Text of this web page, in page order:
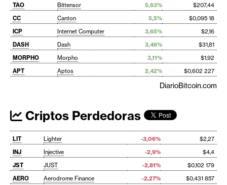
TAO
Bittensor 5,63%
$207,44
CC
Canton 5,5%
$0,095 18
ICP
Internet Computer 3,65%
$2,16
DASH
Dash 3,46%
$31,81
MORPHO
Morpho 3,11%
$1,92
APT
Aptos 2,42% $0,602 227
DiarioBitcoin.com
Criptos Perdedoras
LIT Lighter -3,06%
$2,27
INJ
Injective -2,9%
$4,4
JST
JUST -2,81%
$0,102 179
AERO
Aerodrome Finance -2,27%
$0,431 857